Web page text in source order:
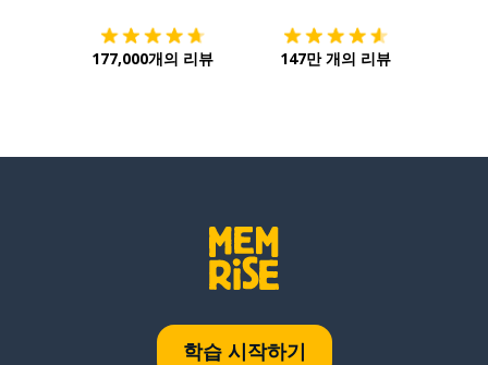
177,000개의 리뷰 147만 개의 리뷰
학습 시작하기